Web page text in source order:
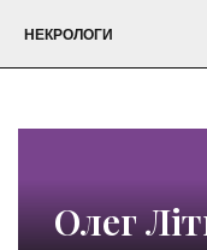
НЕКРОЛОГИ
Олег